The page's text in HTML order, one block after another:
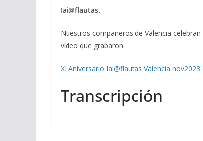
Iai@flautas.
Nuestros compañeros de Valencia
vídeo que grabaron
XI Aniversario Iai@flautas Valencia
Transcripción